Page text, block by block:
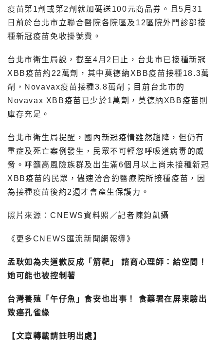
疫苗第1劑或第2劑就加碼送100元商品券。且5月31
日前於台北市立聯合醫院各院區及12區院外門診部接
種新冠疫苗免收掛號費。
台北市衛生局說，截至4月2日止，台北市已接種新冠
XBB疫苗約22萬劑，其中莫德納XBB疫苗接種18.3萬
劑，Novavax疫苗接種3.8萬劑；目前台北市的
Novavax XBB疫苗已少於1萬劑，莫德納XBB疫苗則
庫存充足。
台北市衛生局提醒，國內新冠疫情雖然趨降，但仍有
重症及死亡案例發生，民眾不可輕忽呼吸道病毒的威
脅。呼籲高風險族群及出生滿6個月以上尚未接種新冠
XBB疫苗的民眾，儘速洽合約醫療院所接種疫苗，因
為接種疫苗後約2週才會產生保護力。
照片來源：CNEWS資料照／記者陳鈞凱攝
《更多CNEWS匯流新聞網報導》
孟耿如為夫道歉反成「箭靶」 諮商心理師：給空間！
她可能也被控制著
台灣養殖「午仔魚」食安也出事！ 食藥署在屏東驗出
致癌孔雀綠
【文章轉載請註明出處】